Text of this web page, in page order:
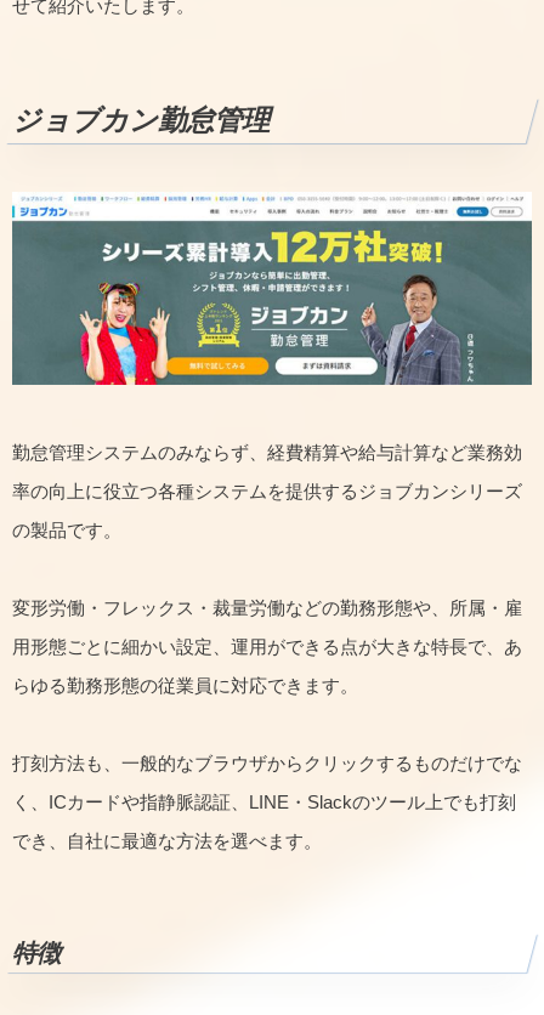
せて紹介いたします。
ジョブカン勤怠管理
勤怠管理システムのみならず、経費精算や給与計算など業務効
率の向上に役立つ各種システムを提供するジョブカンシリーズ
の製品です。
変形労働・フレックス・裁量労働などの勤務形態や、所属・雇
用形態ごとに細かい設定、運用ができる点が大きな特長で、あ
らゆる勤務形態の従業員に対応できます。
打刻方法も、一般的なブラウザからクリックするものだけでな
く、ICカードや指静脈認証、LINE・Slackのツール上でも打刻
でき、自社に最適な方法を選べます。
特徴